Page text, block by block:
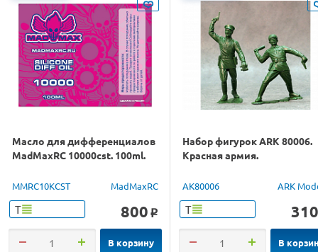
Масло для дифференциалов
MadMaxRC 10000cst. 100ml.
MMRC10KCST MadMaxRC
Т 800 o
В корзину
Набор фигурок ARK 80006.
Красная армия.
AK80006 ARK
Т 310
В